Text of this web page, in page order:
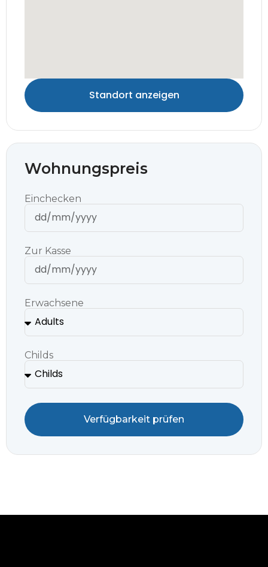
Standort anzeigen
Wohnungspreis
Einchecken
Zur Kasse
Erwachsene
Childs
Verfügbarkeit prüfen